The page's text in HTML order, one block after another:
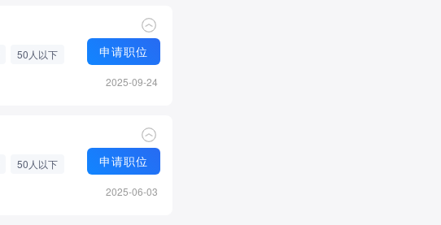
50人以下 申请职位
2025-09-24
50人以下 申请职位
2025-06-03